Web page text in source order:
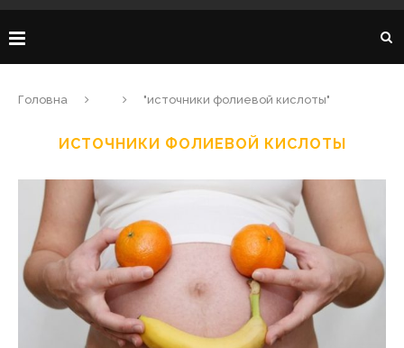
Головна "источники фолиевой кислоты"
ИСТОЧНИКИ ФОЛИЕВОЙ КИСЛОТЫ